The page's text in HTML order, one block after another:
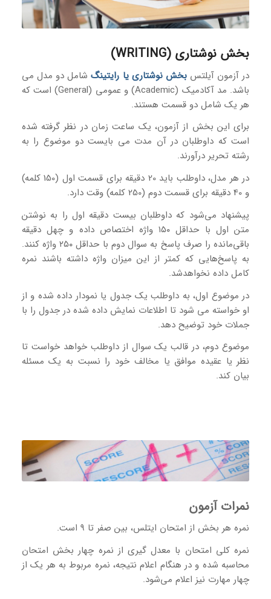
بخش نوشتاری (WRITING)
در آزمون آیلتسبخش نوشتاری یا رایتینگشامل دو مدل می
باشد. مد آکادمیک (Academic) و عمومی (General) است که
هر یک شامل دو قسمت هستند.
برای این بخش از آزمون، یک‌ ساعت زمان در نظر گرفته شده
است که داوطلبان در آن مدت می بایست دو موضوع را به
رشته تحریر درآورند.
در هر مدل، داوطلب باید 20 دقیقه برای قسمت اول (150 کلمه)
و 40 دقیقه برای قسمت دوم (250 کلمه) وقت دارد.
پیشنهاد می‌شود که داوطلبان بیست‌ دقیقه اول را به نوشتن
متن اول با حداقل ۱۵۰ واژه اختصاص داده و چهل دقیقه
باقی‌مانده را صرف پاسخ به سوال دوم با حداقل ۲۵۰ واژه کنند.
به پاسخ‌هایی که کمتر از این‌ میزان واژه داشته‌ باشند نمره
کامل داده نخواهدشد.
در موضوع اول، به داوطلب یک جدول یا نمودار داده شده و از
او خواسته می شود تا اطلاعات نمایش‌ داده شده در جدول را با
جملات خود توضیح دهد.
موضوع دوم، در قالب یک سوال از داوطلب خواهد خواست تا
نظر یا عقیده موافق یا مخالف خود را نسبت به یک مسئله
بیان کند.
نمرات آزمون
نمره هر بخش از امتحان ایتلس، بین صفر تا ۹ است.
نمره کلی امتحان با معدل گیری از نمره چهار بخش امتحان
محاسبه شده و در هنگام اعلام نتیجه، نمره مربوط به هر یک از
چهار مهارت نیز اعلام می‌شود.